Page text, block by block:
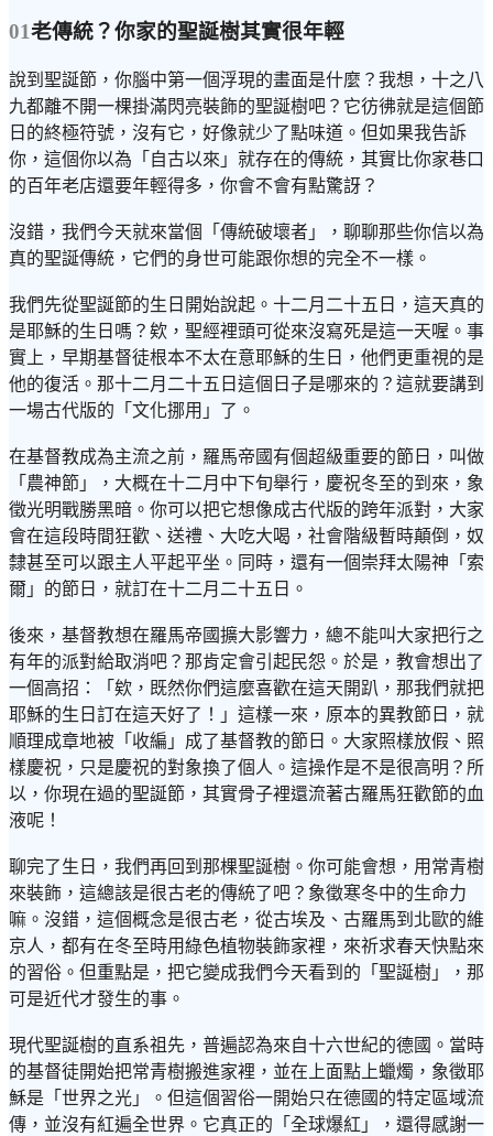
01老傳統？你家的聖誕樹其實很年輕
說到聖誕節，你腦中第一個浮現的畫面是什麼？我想，十之八
九都離不開一棵掛滿閃亮裝飾的聖誕樹吧？它彷彿就是這個節
日的終極符號，沒有它，好像就少了點味道。但如果我告訴
你，這個你以為「自古以來」就存在的傳統，其實比你家巷口
的百年老店還要年輕得多，你會不會有點驚訝？
沒錯，我們今天就來當個「傳統破壞者」，聊聊那些你信以為
真的聖誕傳統，它們的身世可能跟你想的完全不一樣。
我們先從聖誕節的生日開始說起。十二月二十五日，這天真的
是耶穌的生日嗎？欸，聖經裡頭可從來沒寫死是這一天喔。事
實上，早期基督徒根本不太在意耶穌的生日，他們更重視的是
他的復活。那十二月二十五日這個日子是哪來的？這就要講到
一場古代版的「文化挪用」了。
在基督教成為主流之前，羅馬帝國有個超級重要的節日，叫做
「農神節」，大概在十二月中下旬舉行，慶祝冬至的到來，象
徵光明戰勝黑暗。你可以把它想像成古代版的跨年派對，大家
會在這段時間狂歡、送禮、大吃大喝，社會階級暫時顛倒，奴
隸甚至可以跟主人平起平坐。同時，還有一個崇拜太陽神「索
爾」的節日，就訂在十二月二十五日。
後來，基督教想在羅馬帝國擴大影響力，總不能叫大家把行之
有年的派對給取消吧？那肯定會引起民怨。於是，教會想出了
一個高招：「欸，既然你們這麼喜歡在這天開趴，那我們就把
耶穌的生日訂在這天好了！」這樣一來，原本的異教節日，就
順理成章地被「收編」成了基督教的節日。大家照樣放假、照
樣慶祝，只是慶祝的對象換了個人。這操作是不是很高明？所
以，你現在過的聖誕節，其實骨子裡還流著古羅馬狂歡節的血
液呢！
聊完了生日，我們再回到那棵聖誕樹。你可能會想，用常青樹
來裝飾，這總該是很古老的傳統了吧？象徵寒冬中的生命力
嘛。沒錯，這個概念是很古老，從古埃及、古羅馬到北歐的維
京人，都有在冬至時用綠色植物裝飾家裡，來祈求春天快點來
的習俗。但重點是，把它變成我們今天看到的「聖誕樹」，那
可是近代才發生的事。
現代聖誕樹的直系祖先，普遍認為來自十六世紀的德國。當時
的基督徒開始把常青樹搬進家裡，並在上面點上蠟燭，象徵耶
穌是「世界之光」。但這個習俗一開始只在德國的特定區域流
傳，並沒有紅遍全世界。它真正的「全球爆紅」，還得感謝一